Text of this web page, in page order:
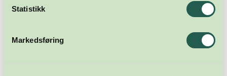
Statistikk
Markedsføring
Meld deg på nyhetsbrevet